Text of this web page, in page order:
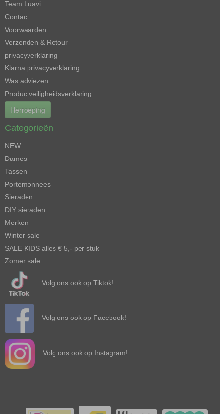
Team Luavi
Contact
Voorwaarden
Verzenden & Retour
privacyverklaring
Klarna privacyverklaring
Was adviezen
Productveiligheidsverklaring
Herroeping
Categorieën
NEW
Dames
Tassen
Portemonnees
Sieraden
DIY sieraden
Merken
Winter sale
SALE KIDS alles € 5,- per stuk
Zomer sale
Volg ons ook op Tiktok!
Volg ons ook op Facebook!
Volg ons ook op Instagram!